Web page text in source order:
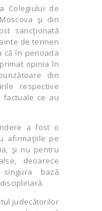
Colegiului de
şi din
sancţionată
de termen
că în perioada
opinia în
din
respective
factuale ce au
a fost o
afirmaţiile pe
şi nu pentru
deoarece
bază
judecătorilor